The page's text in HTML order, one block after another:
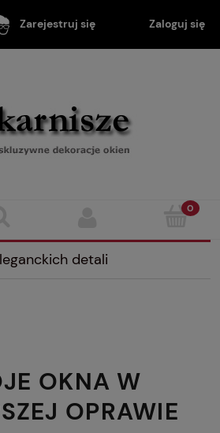
Zarejestruj się Zaloguj się
detali
OKNA W
OPRAWIE